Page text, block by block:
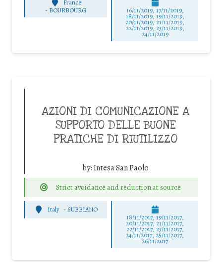
France
- BOURBOURG 16/11/2019, 17/11/2019,
18/11/2019, 19/11/2019,
20/11/2019, 21/11/2019,
22/11/2019, 23/11/2019,
24/11/2019
AZIONI DI COMUNICAZIONE A
SUPPORTO DELLE BUONE
PRATICHE DI RIUTILIZZO
by:Intesa San Paolo
Strict avoidance and reduction at source
Italy - SUBBIANO
18/11/2017, 19/11/2017,
20/11/2017, 21/11/2017,
22/11/2017, 23/11/2017,
24/11/2017, 25/11/2017,
26/11/2017